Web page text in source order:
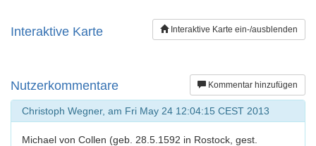
Interaktive Karte ein-/ausblenden
Interaktive Karte
Kommentar hinzufügen
Nutzerkommentare
Christoph Wegner, am Fri May 24 12:04:15 CEST 2013
Michael von Collen (geb. 28.5.1592 in Rostock, gest.